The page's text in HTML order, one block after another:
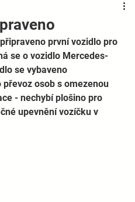
první vozidlo pro
se o vozidlo Mercedes-
se vybaveno
osob s omezenou
- nechybí plošino pro
upevnění vozíčku v